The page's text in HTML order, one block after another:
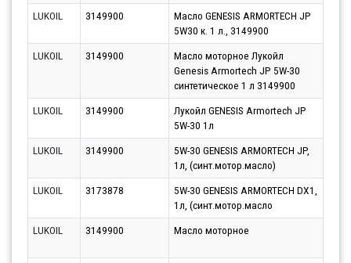
LUKOIL
3149900
Масло GENESIS ARMORTECH JP
5W30 к. 1 л., 3149900
LUKOIL
3149900
Масло моторное Лукойл
Genesis Armortech JP 5W-30
синтетическое 1 л 3149900
LUKOIL 3149900
Лукойл GENESIS Armortech JP
5W-30 1л
LUKOIL
3149900
5W-30 GENESIS ARMORTECH JP,
1л, (синт.мотор.масло)
LUKOIL
3173878
5W-30 GENESIS ARMORTECH DX1,
1л, (синт.мотор.масло
LUKOIL
3149900 Масло моторное